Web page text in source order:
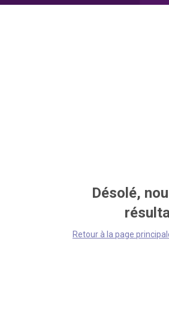
Désolé,
Retour à la page